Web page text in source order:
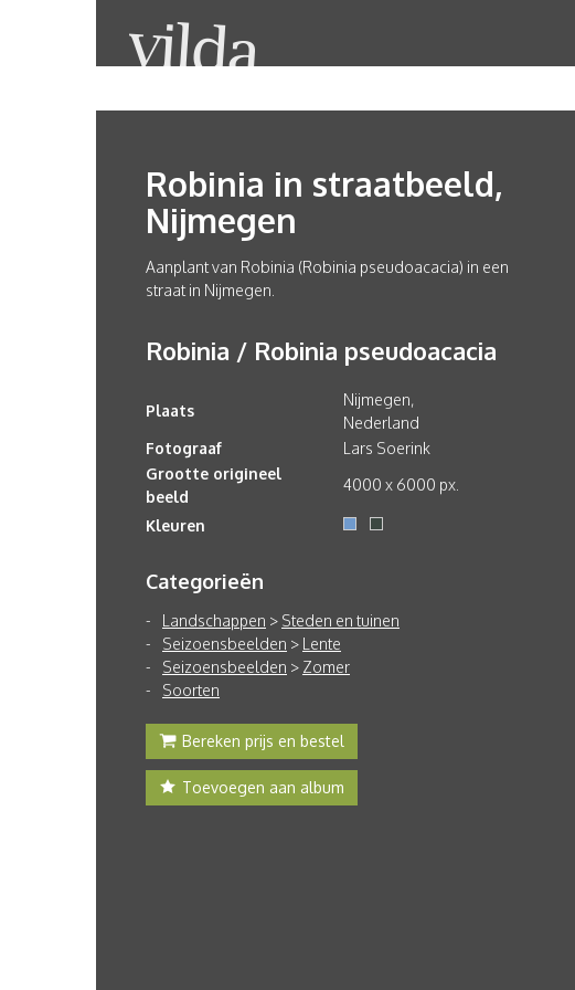
Robinia in straatbeeld,
Nijmegen
Aanplant van Robinia (Robinia pseudoacacia) in een
straat in Nijmegen.
Robinia / Robinia pseudoacacia
Plaats
Nijmegen,
Nederland
Fotograaf
Lars Soerink
Grootte origineel
beeld
4000 x 6000 px.
Kleuren
Categorieën
Landschappen > Steden en tuinen
Seizoensbeelden > Lente
Seizoensbeelden > Zomer
Soorten
Bereken prijs en bestel
Toevoegen aan album